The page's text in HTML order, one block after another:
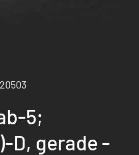
5;
D, gerade -